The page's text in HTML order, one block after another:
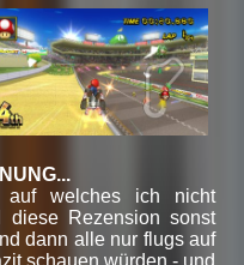
welches ich nicht
diese Rezension sonst
dann alle nur flugs auf
schauen würden - und